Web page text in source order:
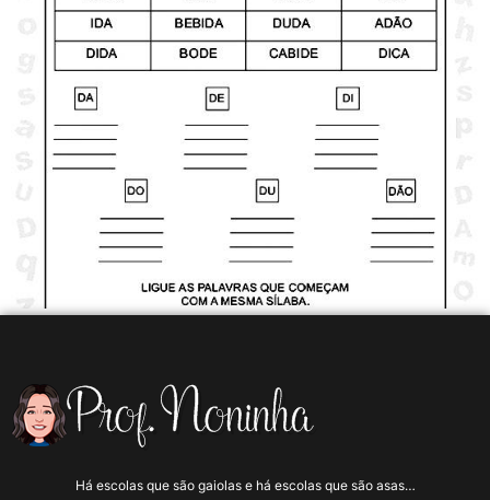
Há escolas que são gaiolas e há escolas que são asas…